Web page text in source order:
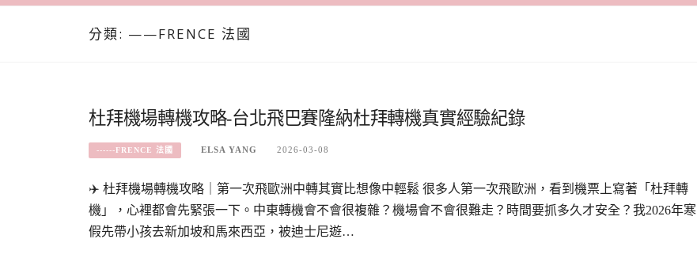
分類: ——FRENCE 法國
杜拜機場轉機攻略-台北飛巴賽隆納杜拜轉機真實經驗紀錄
------FRENCE 法國 ELSA YANG 2026-03-08
✈️ 杜拜機場轉機攻略｜第一次飛歐洲中轉其實比想像中輕鬆 很多人第一次飛歐洲，看到機票上寫著「杜拜轉
機」，心裡都會先緊張一下。中東轉機會不會很複雜？機場會不會很難走？時間要抓多久才安全？我2026年寒
假先帶小孩去新加坡和馬來西亞，被迪士尼遊…